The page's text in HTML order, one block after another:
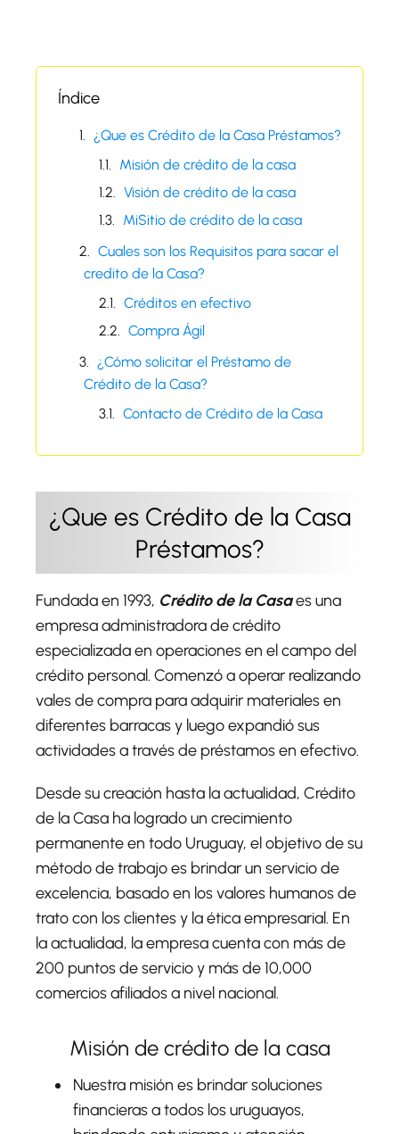
Índice
¿Que es Crédito de la Casa Préstamos?
Misión de crédito de la casa
Visión de crédito de la casa
MiSitio de crédito de la casa
Cuales son los Requisitos para sacar el
credito de la Casa?
Créditos en efectivo
Compra Ágil
¿Cómo solicitar el Préstamo de
Crédito de la Casa?
Contacto de Crédito de la Casa
¿Que es Crédito de la Casa
Préstamos?
Fundada en 1993, Crédito de la Casaes una
empresa administradora de crédito
especializada en operaciones en el campo del
crédito personal. Comenzó a operar realizando
vales de compra para adquirir materiales en
diferentes barracas y luego expandió sus
actividades a través de préstamos en efectivo.
Desde su creación hasta la actualidad, Crédito
de la Casa ha logrado un crecimiento
permanente en todo Uruguay, el objetivo de su
método de trabajo es brindar un servicio de
excelencia, basado en los valores humanos de
trato con los clientes y la ética empresarial. En
la actualidad, la empresa cuenta con más de
200 puntos de servicio y más de 10,000
comercios afiliados a nivel nacional.
Misión de crédito de la casa
Nuestra misión es brindar soluciones
financieras a todos los uruguayos,